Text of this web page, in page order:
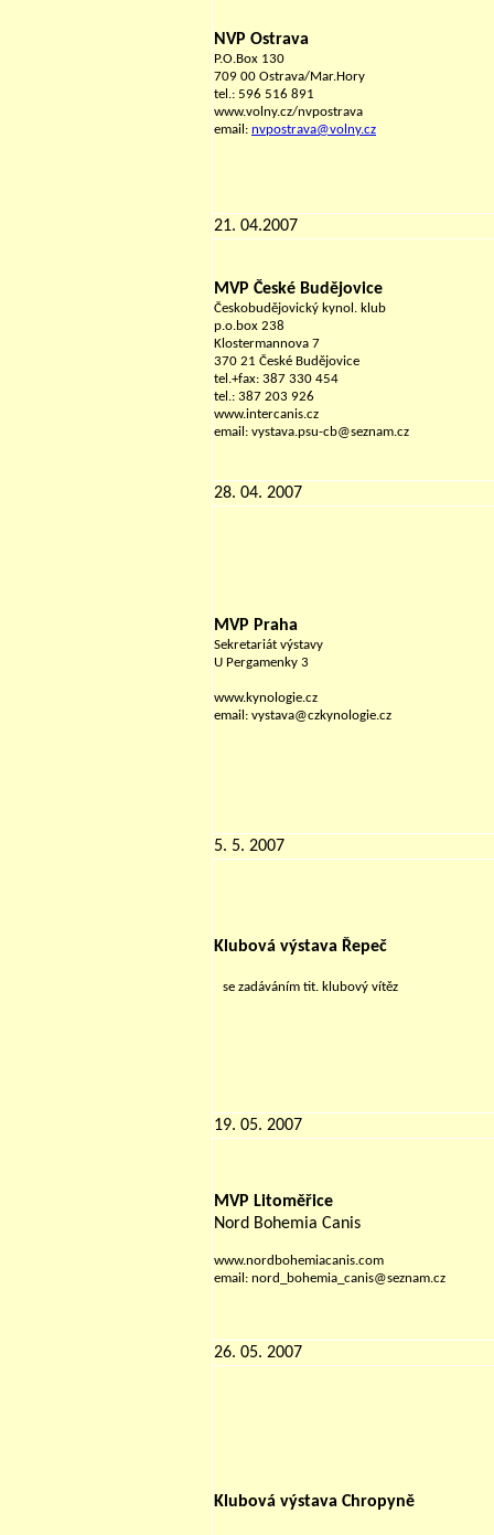
NVP Ostrava
P.O.Box 130
709 00 Ostrava/Mar.Hory
tel.: 596 516 891
www.volny.cz/nvpostrava
email: nvpostrava@volny.cz
21. 04.2007
MVP České Budějovice
Českobudějovický kynol. klub
p.o.box 238
Klostermannova 7
370 21 České Budějovice
tel.+fax: 387 330 454
tel.: 387 203 926
www.intercanis.cz
email: vystava.psu-cb@seznam.cz
28. 04. 2007
MVP Praha
Sekretariát výstavy
U Pergamenky 3
www.kynologie.cz
email: vystava@czkynologie.cz
5. 5. 2007
Klubová výstava Řepeč
se zadáváním tit. klubový vítěz
19. 05. 2007
MVP Litoměřice
Nord Bohemia Canis
www.nordbohemiacanis.com
email: nord_bohemia_canis@seznam.cz
26. 05. 2007
Klubová výstava Chropyně